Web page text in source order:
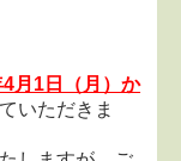
月1日（月）か
いただきま